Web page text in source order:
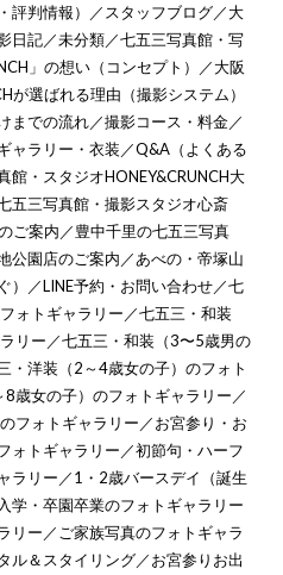
評判情報） ／ スタッフブログ／大
日記／未分類／七五三写真館・写
」の想い（コンセプト）
／大阪
が選ばれる理由（撮影システム）
までの流れ／撮影コース・料金／
ャラリー・衣装 ／Q&A（よくある
館・スタジオHONEY&CRUNCH大
五三写真館・撮影スタジオ心斎
ご案内 ／豊中千里の七五三写真
公園店のご案内 ／あべの・帝塚山
）
／LINE予約・お問い合わせ／七
ォトギャラリー ／七五三・和装
リー ／七五三・和装（3〜5歳男の
・洋装（2～4歳女の子）のフォト
歳女の子）のフォトギャラリー ／
フォトギャラリー ／お宮参り・お
ォトギャラリー ／初節句・ハーフ
ラリー ／1・2歳バースデイ（誕生
学・卒園卒業のフォトギャラリー
リー ／ ご家族写真のフォトギャラ
ル＆スタイリング／お宮参りお出